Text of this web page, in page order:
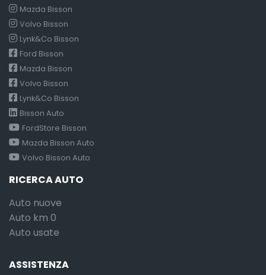
Mazda Bisson
Volvo Bisson
Lynk&Co Bisson
Ford Bisson
Mazda Bisson
Volvo Bisson
Lynk&Co Bisson
Bisson Auto
FordStore Bisson
Mazda Bisson Auto
Volvo Bisson Auto
RICERCA AUTO
Auto nuove
Auto km 0
Auto usate
ASSISTENZA